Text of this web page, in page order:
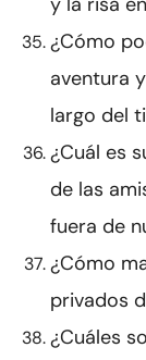
¿Cómo
aventura
largo del
¿Cuál es
de las
fuera de
¿Cómo
privados
¿Cuáles